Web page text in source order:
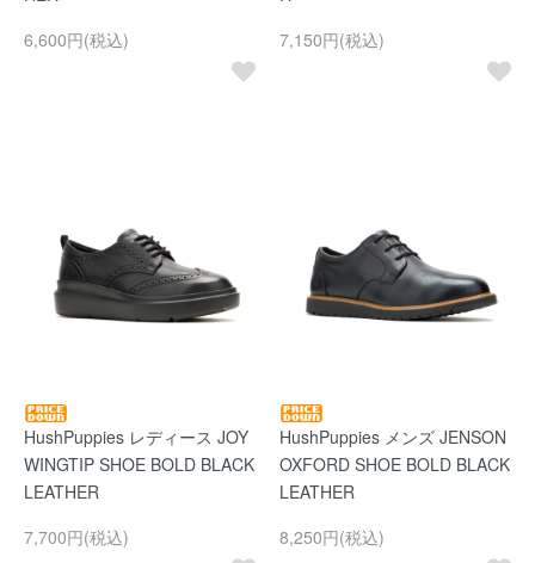
6,600円(税込)
7,150円(税込)
HushPuppies レディース JOY
WINGTIP SHOE BOLD BLACK
LEATHER
7,700円(税込)
HushPuppies メンズ JENSON
OXFORD SHOE BOLD BLACK
LEATHER
8,250円(税込)